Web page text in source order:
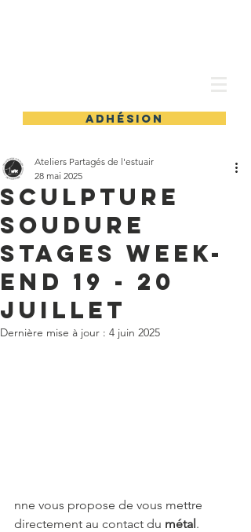
adhésion
Sculpture
Soudure
STAGES WEEK-
END 19 - 20
juillet
Ateliers Partagés de l'estuair
28 mai 2025
Dernière mise à jour : 4 juin 2025
nne vous propose de vous mettre
directement au contact du métal.